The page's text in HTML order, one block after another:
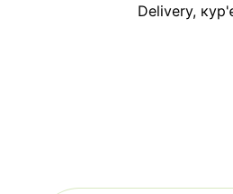
Delivery,